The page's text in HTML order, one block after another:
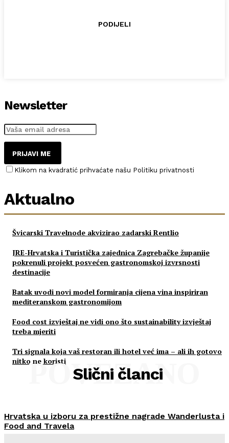
PODIJELI
Newsletter
PRIJAVI ME
Klikom na kvadratić prihvaćate našu Politiku privatnosti
Aktualno
Švicarski Travelnode akvizirao zadarski Rentlio
JRE-Hrvatska i Turistička zajednica Zagrebačke županije
pokrenuli projekt posvećen gastronomskoj izvrsnosti
destinacije
Batak uvodi novi model formiranja cijena vina inspiriran
mediteranskom gastronomijom
Food cost izvještaj ne vidi ono što sustainability izvještaj
treba mjeriti
Tri signala koja vaš restoran ili hotel već ima – ali ih gotovo
nitko ne koristi
Slični članci
POVEZANO
Hrvatska u izboru za prestižne nagrade Wanderlusta i
Food and Travela